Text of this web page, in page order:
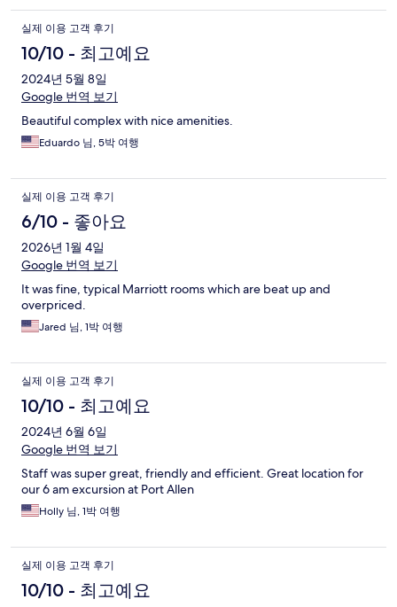
실제 이용 고객 후기
10/10 - 최고예요
2024년 5월 8일
Google 번역 보기
Beautiful complex with nice amenities.
Eduardo 님, 5박 여행
실제 이용 고객 후기
6/10 - 좋아요
2026년 1월 4일
Google 번역 보기
It was fine, typical Marriott rooms which are beat up and
overpriced.
Jared 님, 1박 여행
실제 이용 고객 후기
10/10 - 최고예요
2024년 6월 6일
Google 번역 보기
Staff was super great, friendly and efficient. Great location for
our 6 am excursion at Port Allen
Holly 님, 1박 여행
실제 이용 고객 후기
10/10 - 최고예요